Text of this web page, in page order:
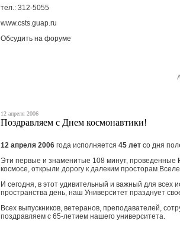
тел.: 312-5055
www.csts.guap.ru
Обсудить на форуме
12 апреля 2006
Поздравляем с Днем космонавтики!
12 апреля 2006года исполняется 45 летсо дня
Эти первые и знаменитые 108 минут, проведенные
космосе, открыли дорогу к далеким просторам
И сегодня, в этот удивительный и важный для всех
пространства день, наш Университет празднует
Всех выпускников, ветеранов, преподавателей,
поздравляем с 65-летием нашего университета.